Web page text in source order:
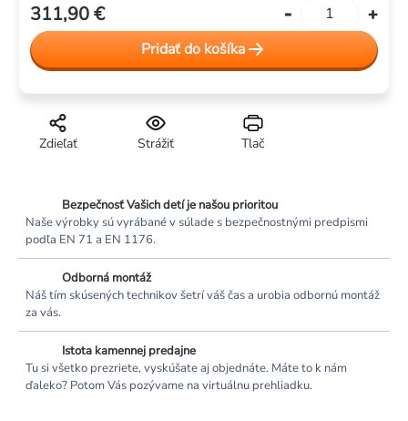
Tlač
Strážiť
Zdieľať
311,90 €
cena:Pridať do košíka
Bezpečnosť Vašich detí je našou prioritou
Naše výrobky sú vyrábané v súlade s bezpečnostnými predpismi
podľa EN 71 a EN 1176.
Odborná montáž
Náš tím skúsených technikov šetrí váš čas a urobia odbornú montáž
za vás.
Istota kamennej predajne
Tu si všetko prezriete, vyskúšate aj objednáte. Máte to k nám
ďaleko? Potom Vás pozývame na virtuálnu prehliadku.